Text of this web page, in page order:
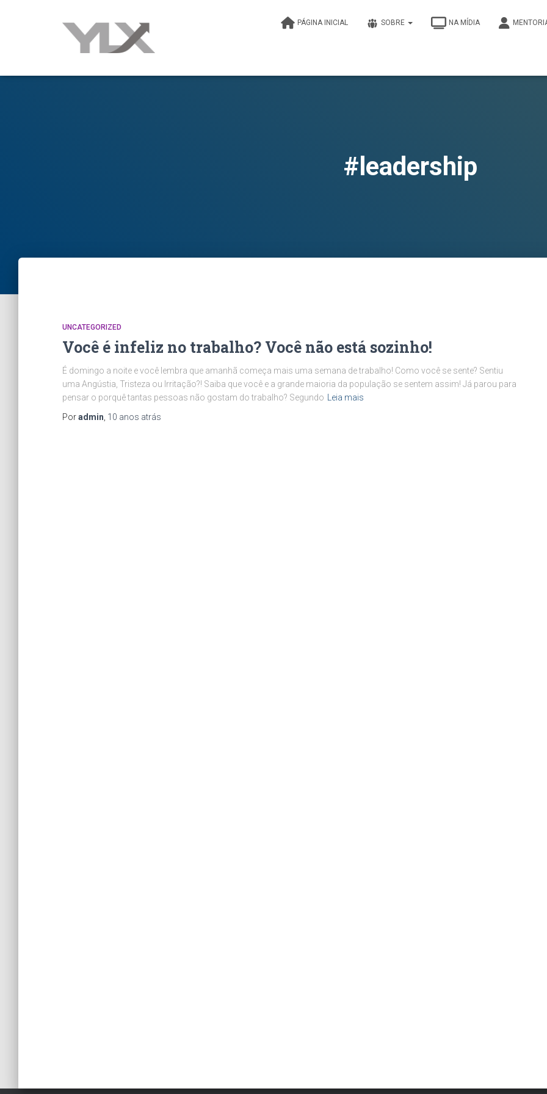
PÁGINA INICIAL SOBRE NA MÍDIA
#leadership
UNCATEGORIZED
Você é infeliz no trabalho? Você não está sozinho!
É domingo a noite e você lembra que amanhã começa mais uma semana de trabalho! Como você se sente? Sentiu
uma Angústia, Tristeza ou Irritação?! Saiba que você e a grande maioria da população se sentem assim! Já parou para
pensar o porquê tantas pessoas não gostam do trabalho? Segundo
Leia mais
Poradmin 10 anos atrás